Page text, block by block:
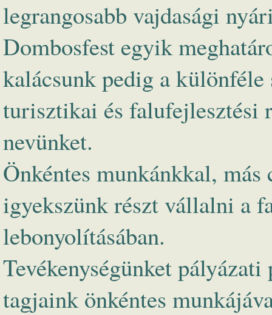
legrangosabb vajdasági
Dombosfest egyik
kalácsunk pedig a
turisztikai és falufejlesztési
nevünket.
Önkéntes munkánkkal,
igyekszünk részt vállalni a
lebonyolításában.
Tevékenységünket
tagjaink önkéntes